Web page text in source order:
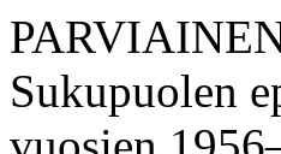
Sukupuolen